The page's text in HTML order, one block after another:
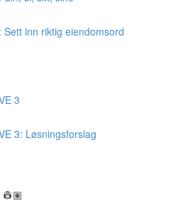
inn riktig eiendomsord
3
3: Løsningsforslag